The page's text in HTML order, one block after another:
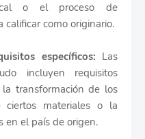
o el proceso de
calificar como originario.
específicos: Las
incluyen requisitos
transformación de los
ciertos materiales o la
en el país de origen.